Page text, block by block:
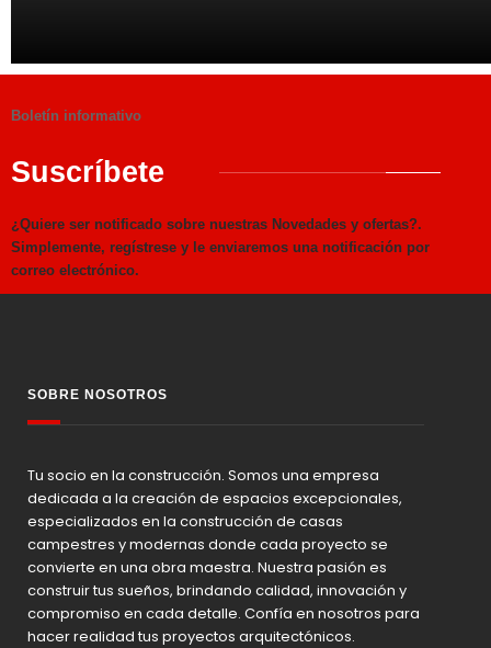
Boletín informativo
Suscríbete
¿Quiere ser notificado sobre nuestras Novedades y ofertas?.
Simplemente, regístrese y le enviaremos una notificación por
correo electrónico.
SOBRE NOSOTROS
Tu socio en la construcción. Somos una empresa
dedicada a la creación de espacios excepcionales,
especializados en la construcción de casas
campestres y modernas donde cada proyecto se
convierte en una obra maestra. Nuestra pasión es
construir tus sueños, brindando calidad, innovación y
compromiso en cada detalle. Confía en nosotros para
hacer realidad tus proyectos arquitectónicos.